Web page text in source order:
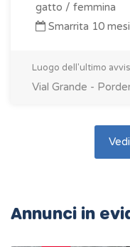
gatto / femmina
Smarrita 10
Luogo dell'ultimo
Vial Grande -
Annunci in